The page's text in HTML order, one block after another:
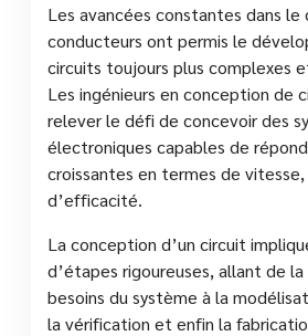
Les avancées constantes dans le
conducteurs ont permis le
circuits toujours plus complexes
Les ingénieurs en conception de
relever le défi de concevoir des
électroniques capables de
croissantes en termes de
d’efficacité.
La conception d’un circuit
d’étapes rigoureuses, allant de
besoins du système à la
la vérification et enfin la